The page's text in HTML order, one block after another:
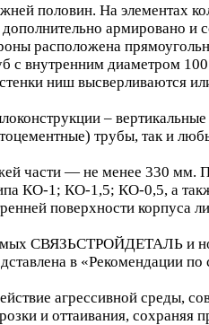
половин. На элементах
армировано
расположена
с внутренним диаметром
ниш высверливаются
–
трубы, так и
части — не менее 330
КО-1; КО-1,5; КО-0,5, а
поверхности корпуса
СВЯЗЬСТРОЙДЕТАЛЬ и
в «Рекомендации
агрессивной среды,
и оттаивания, сохраняя